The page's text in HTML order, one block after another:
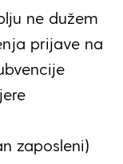
ne dužem
prijave na
zaposleni)